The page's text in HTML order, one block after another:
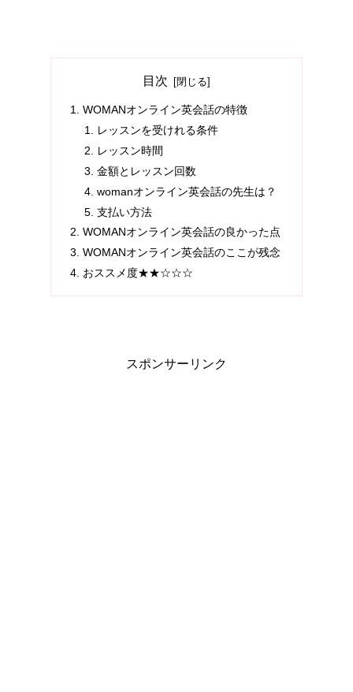
目次
WOMANオンライン英会話の特徴
レッスンを受けれる条件
レッスン時間
金額とレッスン回数
womanオンライン英会話の先生は？
支払い方法
WOMANオンライン英会話の良かった点
WOMANオンライン英会話のここが残念
おススメ度★★☆☆☆
スポンサーリンク